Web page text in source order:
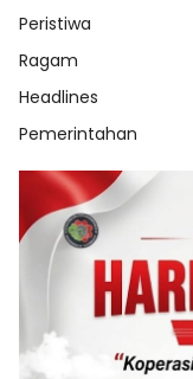
Peristiwa
Ragam
Headlines
Pemerintahan